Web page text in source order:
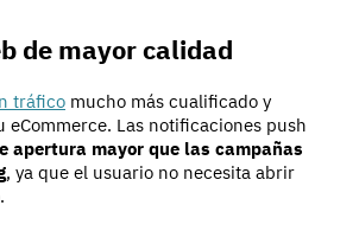
de mayor calidad
tráfico mucho más cualificado y
eCommerce. Las notificaciones push
apertura mayor que las campañas
, ya que el usuario no necesita abrir